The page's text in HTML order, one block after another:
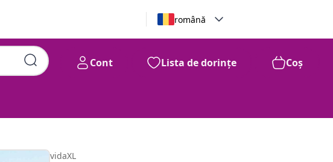
română
Cont Lista de dorințe Coș
vidaXL